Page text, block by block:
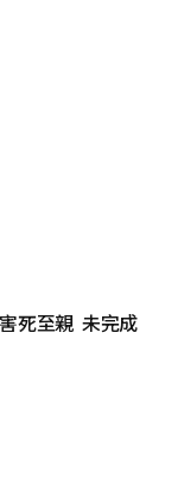
死至親 未完成